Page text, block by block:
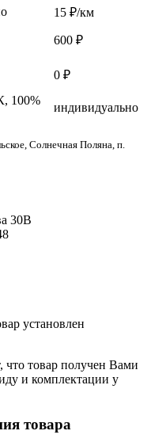
15 ₽/км
600 ₽
0 ₽
100%
индивидуально
Солнечная Поляна, п.
30В
установлен
что товар получен Вами
и комплектации у
товара